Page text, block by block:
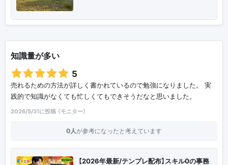
知識量が多い
5
売れるための方法が詳しく書かれているので勉強になりました。 実
践的で知識がなくても忙しくてもできそうだなと思いました。
2026/5/31に投稿 （モニター）
0人が参考になったと考えています
【2026年最新/テンプレ配布】スキル0の事務